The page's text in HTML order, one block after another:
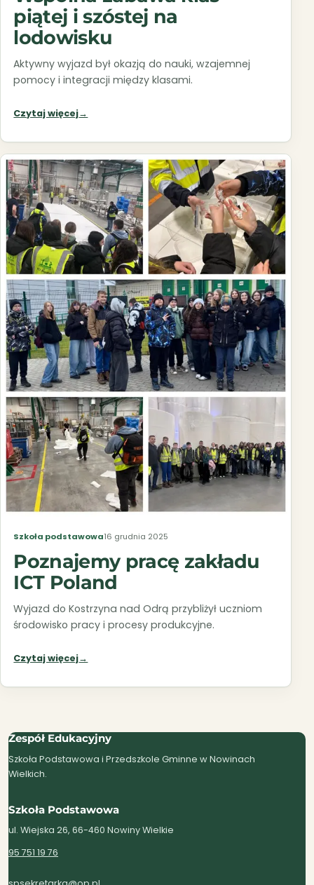
piątej i szóstej na
lodowisku
Aktywny wyjazd był okazją do nauki, wzajemnej
pomocy i integracji między klasami.
Czytaj więcej→
Szkoła podstawowa16 grudnia 2025
Poznajemy pracę zakładu
ICT Poland
Wyjazd do Kostrzyna nad Odrą przybliżył uczniom
środowisko pracy i procesy produkcyjne.
Czytaj więcej→
Zespół Edukacyjny
Szkoła Podstawowa i Przedszkole Gminne w Nowinach
Wielkich.
Szkoła Podstawowa
ul. Wiejska 26, 66-460 Nowiny Wielkie
95 751 19 76